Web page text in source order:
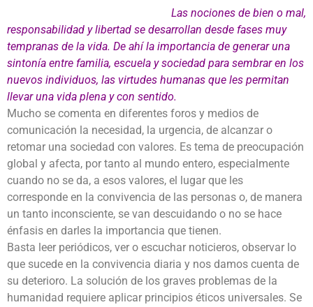
Las nociones de bien o mal,
responsabilidad y libertad se desarrollan desde fases muy
tempranas de la vida. De ahí la importancia de generar una
sintonía entre familia, escuela y sociedad para sembrar en los
nuevos individuos, las virtudes humanas que les permitan
llevar una vida plena y con sentido.
Mucho se comenta en diferentes foros y medios de
comunicación la necesidad, la urgencia, de alcanzar o
retomar una sociedad con valores. Es tema de preocupación
global y afecta, por tanto al mundo entero, especialmente
cuando no se da, a esos valores, el lugar que les
corresponde en la convivencia de las personas o, de manera
un tanto inconsciente, se van descuidando o no se hace
énfasis en darles la importancia que tienen.
Basta leer periódicos, ver o escuchar noticieros, observar lo
que sucede en la convivencia diaria y nos damos cuenta de
su deterioro. La solución de los graves problemas de la
humanidad requiere aplicar principios éticos universales. Se